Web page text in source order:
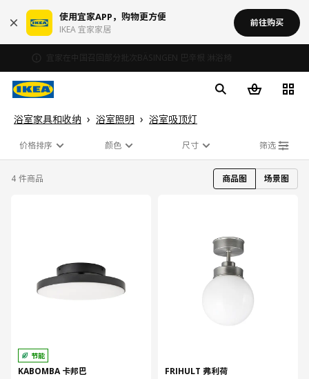
使用宜家APP，购物更方便
IKEA 宜家家居
前往购买
浴室家具和收纳 浴室照明 浴室吸顶灯
价格排序 颜色 尺寸 筛选
4 件商品 商品图 场景图
节能
KABOMBA 卡邦巴 FRIHULT 弗利荷